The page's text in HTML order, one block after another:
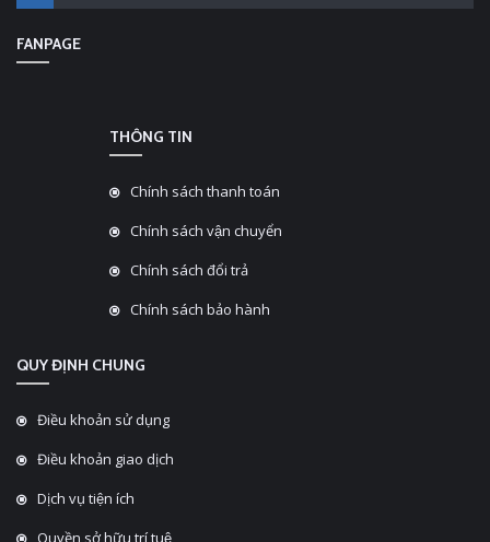
FANPAGE
THÔNG TIN
Chính sách thanh toán
Chính sách vận chuyển
Chính sách đổi trả
Chính sách bảo hành
QUY ĐỊNH CHUNG
Điều khoản sử dụng
Điều khoản giao dịch
Dịch vụ tiện ích
Quyền sở hữu trí tuệ